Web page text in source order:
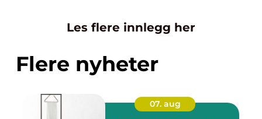
Les flere innlegg her
Flere nyheter
07. aug